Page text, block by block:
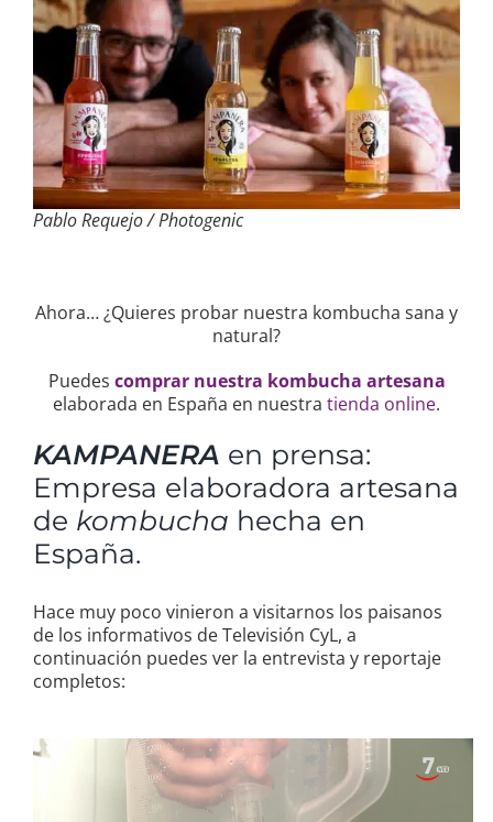
Pablo Requejo / Photogenic
Ahora… ¿Quieres probar nuestra kombucha sana y
natural?
Puedes comprar nuestra kombucha artesana
elaborada en España en nuestra tienda online.
KAMPANERA en prensa:
Empresa elaboradora artesana
de kombucha hecha en
España.
Hace muy poco vinieron a visitarnos los paisanos
de los informativos de Televisión CyL, a
continuación puedes ver la entrevista y reportaje
completos: